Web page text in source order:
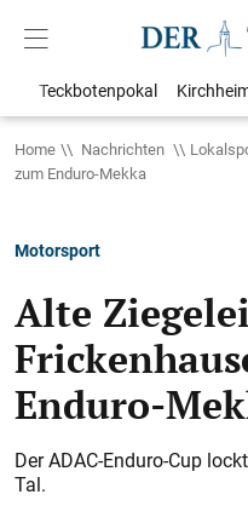
Teckbotenpokal
Home Nachrichten
zum Enduro-Mekka
Motorsport
Alte
Enduro-
Der ADAC-Enduro-Cup
Tal.